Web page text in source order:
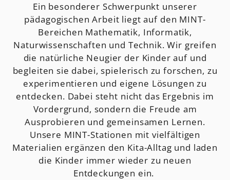
Ein besonderer Schwerpunkt unserer
pädagogischen Arbeit liegt auf den MINT-
Bereichen Mathematik, Informatik,
Naturwissenschaften und Technik. Wir greifen
die natürliche Neugier der Kinder auf und
begleiten sie dabei, spielerisch zu forschen, zu
experimentieren und eigene Lösungen zu
entdecken. Dabei steht nicht das Ergebnis im
Vordergrund, sondern die Freude am
Ausprobieren und gemeinsamen Lernen.
Unsere MINT-Stationen mit vielfältigen
Materialien ergänzen den Kita-Alltag und laden
die Kinder immer wieder zu neuen
Entdeckungen ein.